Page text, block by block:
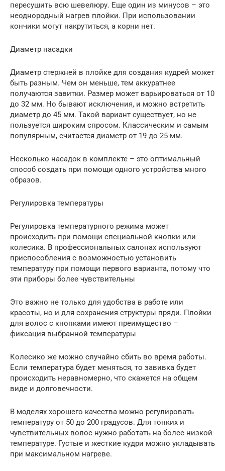
пересушить всю шевелюру. Еще один из минусов – это
неоднородный нагрев плойки. При использовании
кончики могут накрутиться, а корни нет.
Диаметр насадки
Диаметр стержней в плойке для создания кудрей может
быть разным. Чем он меньше, тем аккуратнее
получаются завитки. Размер может варьироваться от 10
до 32 мм. Но бывают исключения, и можно встретить
диаметр до 45 мм. Такой вариант существует, но не
пользуется широким спросом. Классическим и самым
популярным, считается диаметр от 19 до 25 мм.
Несколько насадок в комплекте – это оптимальный
способ создать при помощи одного устройства много
образов.
Регулировка температуры
Регулировка температурного режима может
происходить при помощи специальной кнопки или
колесика. В профессиональных салонах используют
приспособления с возможностью установить
температуру при помощи первого варианта, потому что
эти приборы более чувствительны
Это важно не только для удобства в работе или
красоты, но и для сохранения структуры пряди. Плойки
для волос с кнопками имеют преимущество –
фиксация выбранной температуры
Колесико же можно случайно сбить во время работы.
Если температура будет меняться, то завивка будет
происходить неравномерно, что скажется на общем
виде и долговечности.
В моделях хорошего качества можно регулировать
температуру от 50 до 200 градусов. Для тонких и
чувствительных волос нужно работать на более низкой
температуре. Густые и жесткие кудри можно укладывать
при максимальном нагреве.